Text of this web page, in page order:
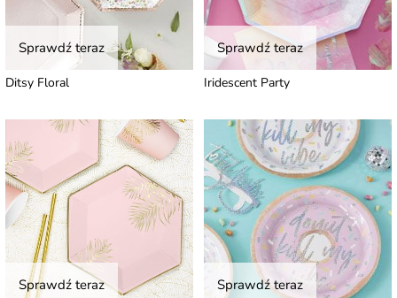
Sprawdź teraz
Ditsy Floral
Sprawdź teraz
Iridescent Party
Sprawdź teraz Sprawdź teraz